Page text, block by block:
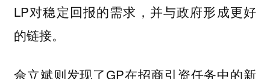
LP对稳定回报的需求，并与政府形成更好
的链接。
佘立斌则发现了GP在招商引资任务中的新